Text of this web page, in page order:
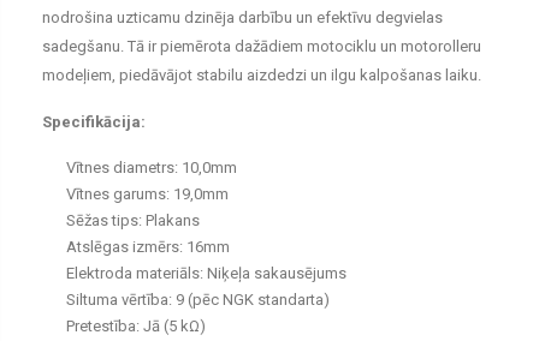
nodrošina uzticamu dzinēja darbību un efektīvu degvielas
sadegšanu. Tā ir piemērota dažādiem motociklu un motorolleru
modeļiem, piedāvājot stabilu aizdedzi un ilgu kalpošanas laiku.
Specifikācija:
Vītnes diametrs: 10,0mm
Vītnes garums: 19,0mm
Sēžas tips: Plakans
Atslēgas izmērs: 16mm
Elektroda materiāls: Niķeļa sakausējums
Siltuma vērtība: 9 (pēc NGK standarta)
Pretestība: Jā (5 kΩ)